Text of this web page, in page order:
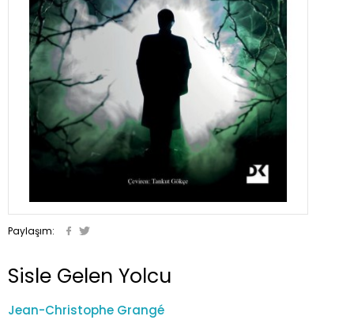
Paylaşım:
Sisle Gelen Yolcu
Jean-Christophe Grangé